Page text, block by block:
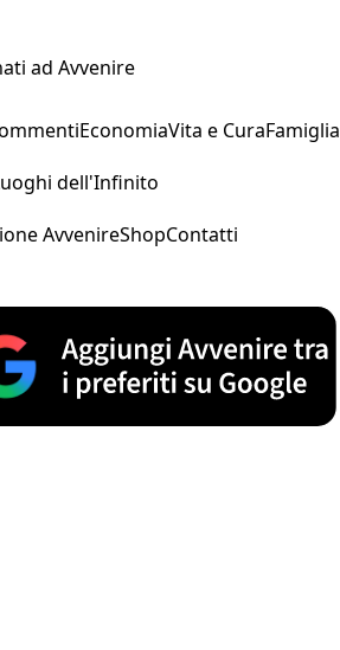
ad Avvenire
EconomiaVita e CuraFamiglia
dell'Infinito
AvvenireShopContatti